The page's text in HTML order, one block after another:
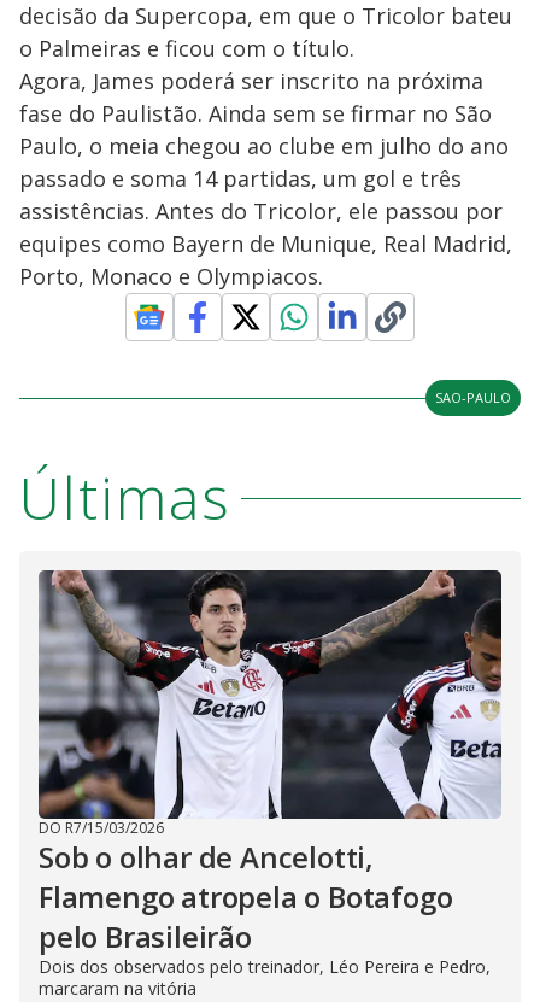
decisão da Supercopa, em que o Tricolor bateu
o Palmeiras e ficou com o título.
Agora, James poderá ser inscrito na próxima
fase do Paulistão. Ainda sem se firmar no São
Paulo, o meia chegou ao clube em julho do ano
passado e soma 14 partidas, um gol e três
assistências. Antes do Tricolor, ele passou por
equipes como Bayern de Munique, Real Madrid,
Porto, Monaco e Olympiacos.
SAO-PAULO
Últimas
DO R7/15/03/2026
Sob o olhar de Ancelotti,
Flamengo atropela o Botafogo
pelo Brasileirão
Dois dos observados pelo treinador, Léo Pereira e Pedro,
marcaram na vitória